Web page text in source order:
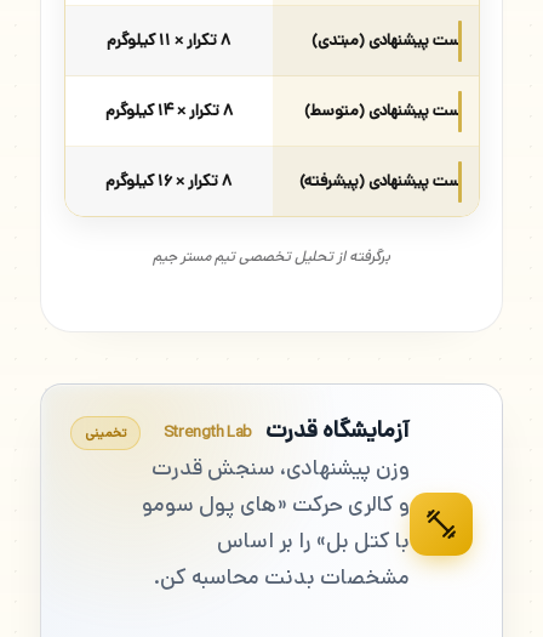
ست پیشنهادی (مبتدی) ۸ تکرار × ۱۱ کیلوگرم
ست پیشنهادی (متوسط) ۸ تکرار × ۱۴ کیلوگرم
ست پیشنهادی (پیشرفته) ۸ تکرار × ۱۶ کیلوگرم
برگرفته از تحلیل تخصصی تیم مستر جیم
آزمایشگاه قدرت Strength Lab
وزن پیشنهادی، سنجش قدرت
و کالری حرکت «های پول سومو
با کتل بل» را بر اساس
مشخصات بدنت محاسبه کن.
تخمینی